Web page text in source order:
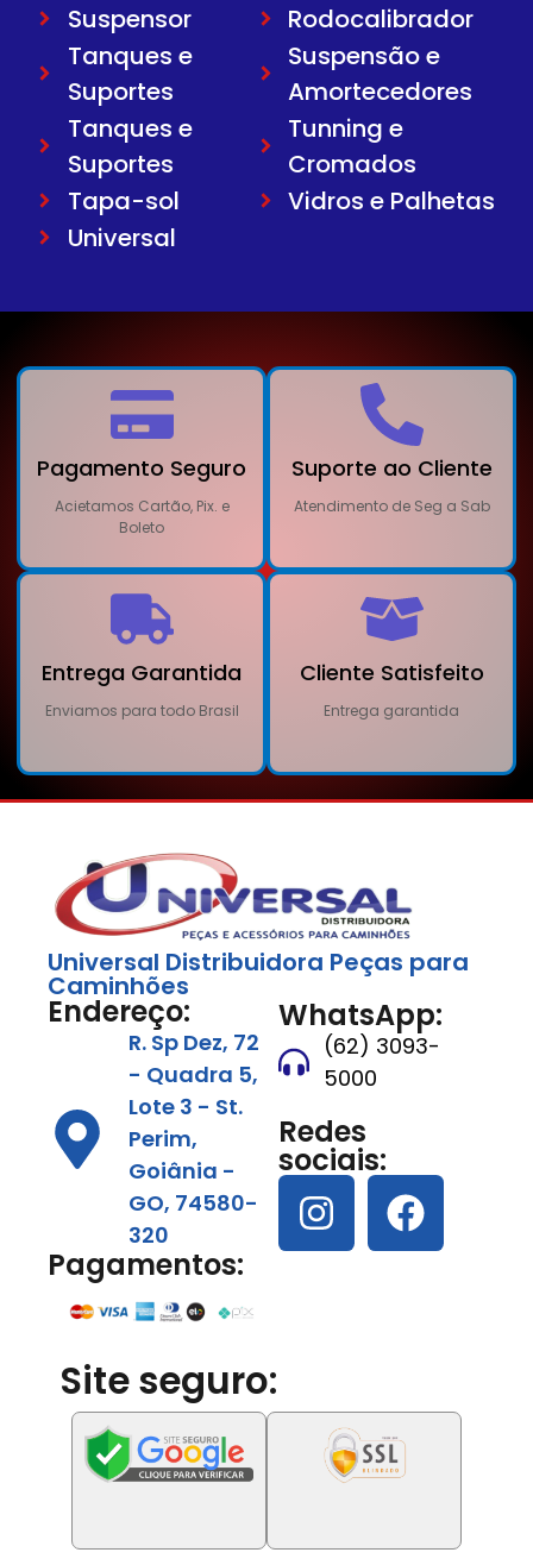
Suspensor
Tanques e
Suportes
Tanques e
Suportes
Tapa-sol
Universal
Rodocalibrador
Suspensão e
Amortecedores
Tunning e
Cromados
Vidros e Palhetas
Pagamento Seguro
Acietamos Cartão, Pix. e
Boleto
Suporte ao Cliente
Atendimento de Seg a Sab
Entrega Garantida
Enviamos para todo Brasil
Cliente Satisfeito
Entrega garantida
Universal Distribuidora Peças para
Caminhões
Endereço:
R. Sp Dez, 72
- Quadra 5,
Lote 3 - St.
Perim,
Goiânia -
GO, 74580-
320
Pagamentos:
WhatsApp:
(62) 3093-
5000
Redes
sociais:
Site seguro: